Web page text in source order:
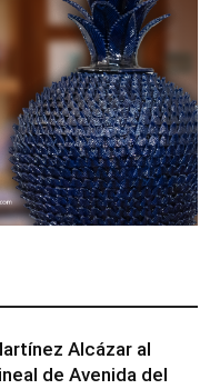
Alcázar al
de Avenida del